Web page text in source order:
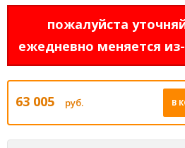
пожалуйста
ежедневно меняется
63 005 руб. В